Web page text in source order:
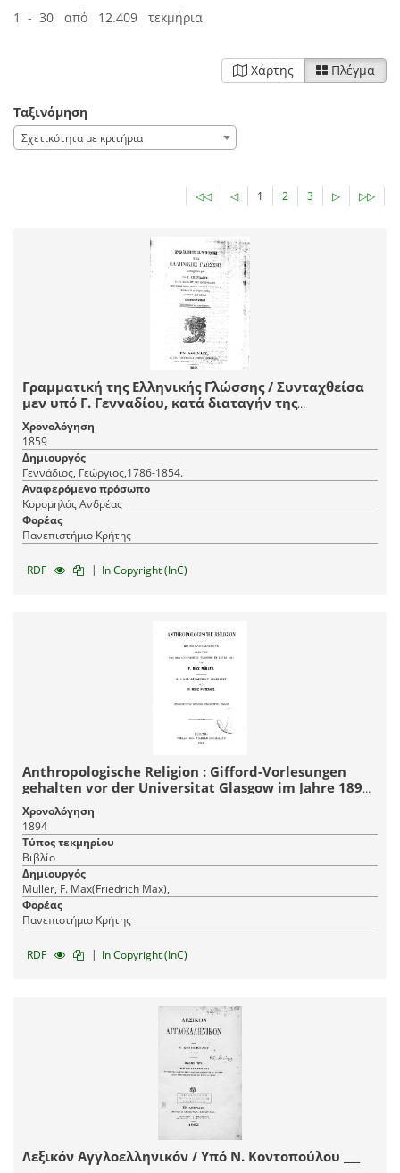
1 - 30 από 12.409 τεκμήρια
Χάρτης Πλέγμα
Ταξινόμηση
Σχετικότητα με κριτήρια
◁◁ ◁ 1 2 3 ▷ ▷▷
Γραμματική της Ελληνικής Γλώσσης / Συνταχθείσα
μεν υπό Γ. Γενναδίου, κατά διαταγήν της
κυβερνήσεως προς χρήσιν των Ελληνικών Σχολείων
του Κράτους. Εκδοείσα δε το τέταρτον δαπάνη
Ανδρέου Κορομηλά στερεοτύπως επηυξημένη και
διωρθωμένη.
Χρονολόγηση
1859
Δημιουργός
Γεννάδιος, Γεώργιος,1786-1854.
Αναφερόμενο πρόσωπο
Κορομηλάς Ανδρέας
Φορέας
Πανεπιστήμιο Κρήτης
RDF | In Copyright (InC)
Anthropologische Religion : Gifford-Vorlesungen
gehalten vor der Universitat Glasgow im Jahre 1891
/ von F. Max Muller. Aus dem Englischen ubersetzt
von Dr. Moritz Winternitz.
Χρονολόγηση
1894
Τύπος τεκμηρίου
Βιβλίο
Δημιουργός
Muller, F. Max(Friedrich Max),
Φορέας
Πανεπιστήμιο Κρήτης
RDF | In Copyright (InC)
Λεξικόν Αγγλοελληνικόν / Υπό Ν. Κοντοπούλου ___